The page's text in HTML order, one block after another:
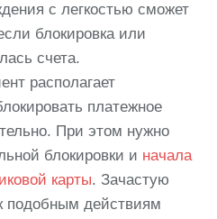
с легкостью сможет
блокировка или
счета.
располагает
платежное
При этом нужно
блокировки и начала
карты. Зачастую
подобным действиям